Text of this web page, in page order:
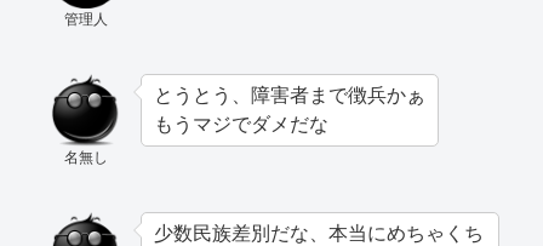
管理人
名無し
とうとう、障害者まで徴兵かぁ
もうマジでダメだな
少数民族差別だな、本当にめちゃくち